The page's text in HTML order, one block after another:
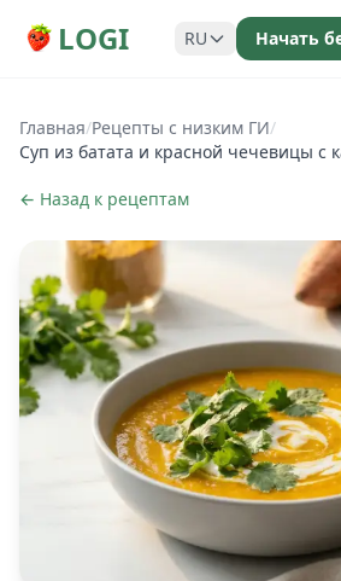
LOGI RU Начать
Главная/Рецепты с низким ГИ/
Суп из батата и красной чечевицы с
← Назад к рецептам